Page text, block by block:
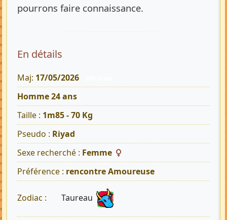
pourrons faire connaissance.
En détails
Maj: 17/05/2026
Homme 24 ans
Taille : 1m85 - 70 Kg
Pseudo : Riyad
Sexe recherché : Femme
Préférence : rencontre Amoureuse
Zodiac : Taureau